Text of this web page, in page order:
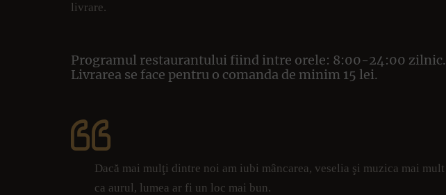
livrare.
Programul restaurantului fiind intre orele: 8:00-24:00 zilnic.
Livrarea se face pentru o comanda de minim 15 lei.
Dacă mai mulţi dintre noi am iubi mâncarea, veselia şi muzica mai mult
ca aurul, lumea ar fi un loc mai bun.